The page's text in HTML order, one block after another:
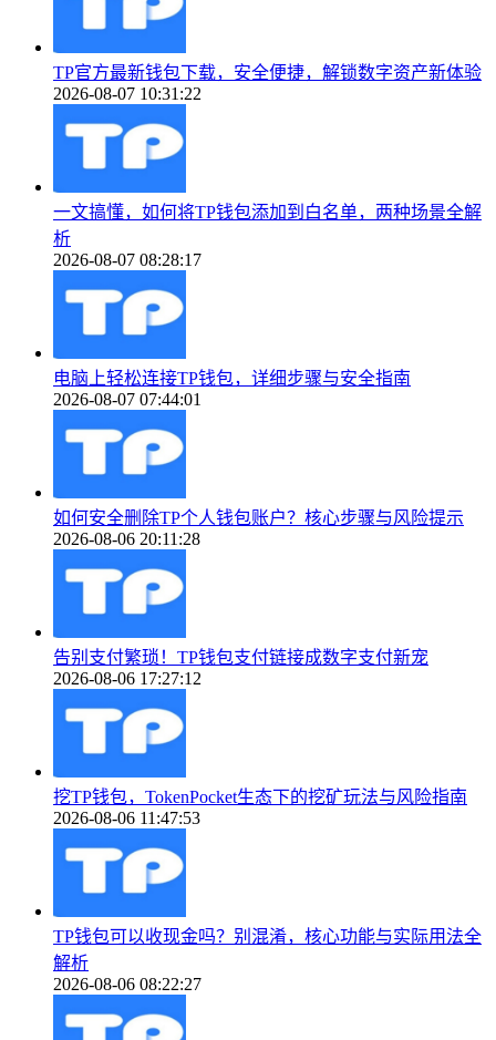
TP官方最新钱包下载，安全便捷，解锁数字资产新体验
2026-08-07 10:31:22
一文搞懂，如何将TP钱包添加到白名单，两种场景全解
析
2026-08-07 08:28:17
电脑上轻松连接TP钱包，详细步骤与安全指南
2026-08-07 07:44:01
如何安全删除TP个人钱包账户？核心步骤与风险提示
2026-08-06 20:11:28
告别支付繁琐！TP钱包支付链接成数字支付新宠
2026-08-06 17:27:12
挖TP钱包，TokenPocket生态下的挖矿玩法与风险指南
2026-08-06 11:47:53
TP钱包可以收现金吗？别混淆，核心功能与实际用法全
解析
2026-08-06 08:22:27